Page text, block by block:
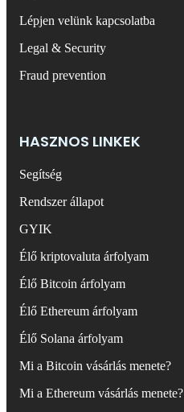
Lépjen velünk kapcsolatba
Legal & Security
Fraud prevention
HASZNOS LINKEK
Segítség
Rendszer állapot
GYIK
Élő kriptovaluta árfolyam
Élő Bitcoin árfolyam
Élő Ethereum árfolyam
Élő Solana árfolyam
Mi a Bitcoin vásárlás menete?
Mi a Ethereum vásárlás menete?